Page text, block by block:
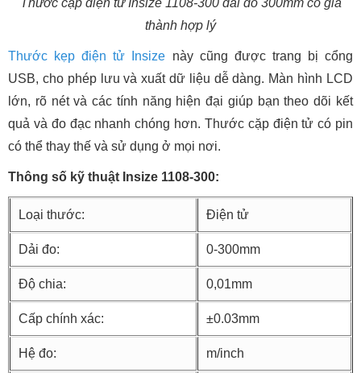
Thước cặp điện tử Insize 1108-300 dải đo 300mm có giá
thành hợp lý
Thước kẹp điện tử Insize này cũng được trang bị cổng
USB, cho phép lưu và xuất dữ liệu dễ dàng. Màn hình LCD
lớn, rõ nét và các tính năng hiện đại giúp bạn theo dõi kết
quả và đo đạc nhanh chóng hơn. Thước cặp điện tử có pin
có thể thay thế và sử dụng ở mọi nơi.
Thông số kỹ thuật Insize 1108-300:
Loại thước: Điện tử
Dải đo: 0-300mm
Độ chia: 0,01mm
Cấp chính xác: ±0.03mm
Hệ đo: m/inch